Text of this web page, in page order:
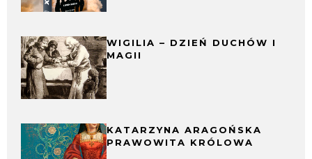
WIGILIA – DZIEŃ DUCHÓW I
MAGII
KATARZYNA ARAGOŃSKA
PRAWOWITA KRÓLOWA